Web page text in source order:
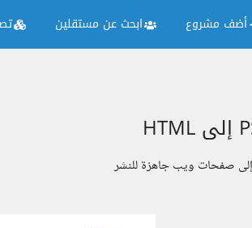
أضف مشروع ابحث عن مستقلين
صفحات ويب جاهزة للنشر